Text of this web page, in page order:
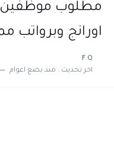
مطلوب موظفين
اورانج وبرواتب
F.Q
اخر تحديث : منذ بضع اعوام